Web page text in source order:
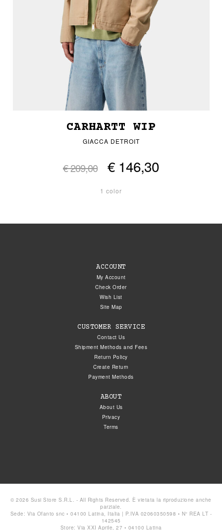
CARHARTT WIP
GIACCA DETROIT
€ 209,00 € 146,30
1 color
ACCOUNT
My Account
Check Order
Wish List
Site Map
CUSTOMER SERVICE
Contact Us
Shipment Methods and Fees
Return Policy
Create Return
Payment Methods
ABOUT
About Us
Privacy
Terms
© 2026 Susi Store S.R.L. - All Rights Reserved. È vietata la riproduzione anche
parziale.
Sede: Via Ofanto snc • 04100 Latina, Italia | P.IVA 02060350598 • N° REA LT -
142545
Store: Via XXI Aprile, 27 • 04100 Latina